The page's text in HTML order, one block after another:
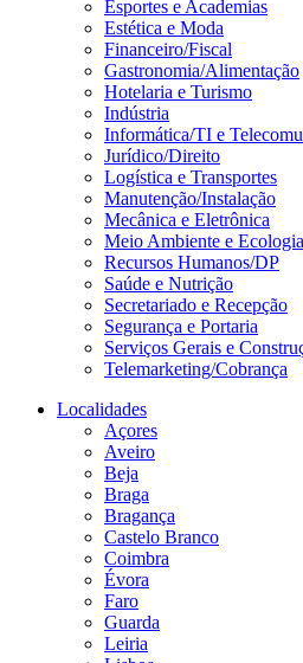
Esportes e Academias
Estética e Moda
Financeiro/Fiscal
Gastronomia/Alimentação
Hotelaria e Turismo
Indústria
Informática/TI e
Jurídico/Direito
Logística e Transportes
Manutenção/Instalação
Mecânica e Eletrônica
Meio Ambiente e Ecologia
Recursos Humanos/DP
Saúde e Nutrição
Secretariado e Recepção
Segurança e Portaria
Serviços Gerais e
Telemarketing/Cobrança
Localidades
Açores
Aveiro
Beja
Braga
Bragança
Castelo Branco
Coimbra
Évora
Faro
Guarda
Leiria